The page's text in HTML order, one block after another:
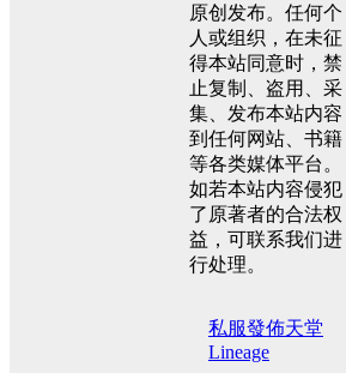
原创发布。任何个
人或组织，在未征
得本站同意时，禁
止复制、盗用、采
集、发布本站内容
到任何网站、书籍
等各类媒体平台。
如若本站内容侵犯
了原著者的合法权
益，可联系我们进
行处理。
私服發佈天堂
Lineage